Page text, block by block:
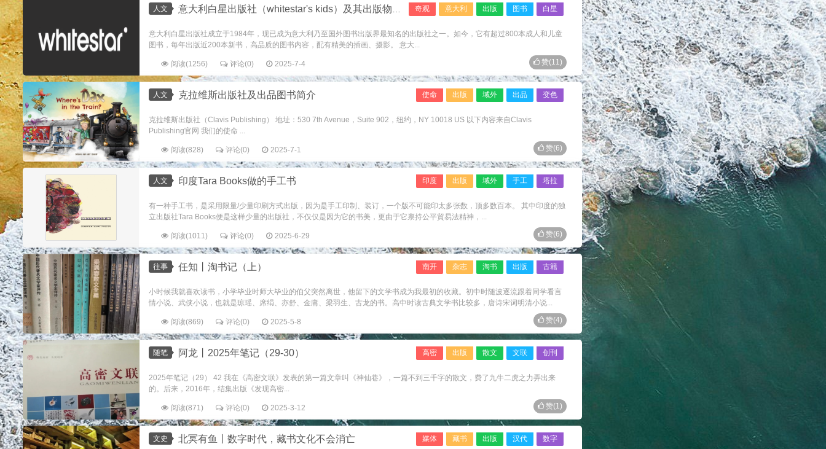
人文 奇观 意大利 出版 图书 白星
意大利白星出版社（whitestar's kids）及其出版物简介
意大利白星出版社成立于1984年，现已成为意大利乃至国外图书出版界最知名的出版社之一。如今，它有超过800本成人和儿童
图书，每年出版近200本新书，高品质的图书内容，配有精美的插画、摄影。 意大...
阅读(1256) 评论(0) 2025-7-4 赞(11)
人文 使命 出版 域外 出品 变色
克拉维斯出版社及出品图书简介
克拉维斯出版社（Clavis Publishing） 地址：530 7th Avenue，Suite 902，纽约，NY 10018 US 以下内容来自Clavis
Publishing官网 我们的使命 ...
阅读(828) 评论(0) 2025-7-1 赞(6)
人文 印度 出版 域外 手工 塔拉
印度Tara Books做的手工书
有一种手工书，是采用限量/少量印刷方式出版，因为是手工印制、装订，一个版不可能印太多张数，顶多数百本。 其中印度的独
立出版社Tara Books便是这样少量的出版社，不仅仅是因为它的书美，更由于它禀持公平貿易法精神，...
阅读(1011) 评论(0) 2025-6-29 赞(6)
往事 南开 杂志 淘书 出版 古籍
任知丨淘书记（上）
小时候我就喜欢读书，小学毕业时师大毕业的伯父突然离世，他留下的文学书成为我最初的收藏。初中时随波逐流跟着同学看言
情小说、武侠小说，也就是琼瑶、席绢、亦舒、金庸、梁羽生、古龙的书。高中时读古典文学书比较多，唐诗宋词明清小说...
阅读(869) 评论(0) 2025-5-8 赞(4)
随笔 高密 出版 散文 文联 创刊
阿龙丨2025年笔记（29-30）
2025年笔记（29） 42 我在《高密文联》发表的第一篇文章叫《神仙巷》，一篇不到三千字的散文，费了九牛二虎之力弄出来
的。后来，2016年，结集出版《发现高密...
阅读(871) 评论(0) 2025-3-12 赞(1)
文史 媒体 藏书 出版 汉代 数字
北冥有鱼丨数字时代，藏书文化不会消亡